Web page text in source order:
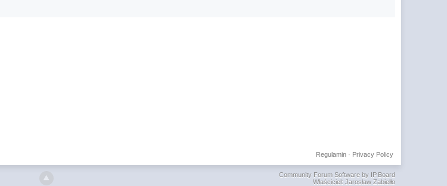
Privacy Policy
Regulamin·
Community Forum Software by IP.Board
Właściciel: Jarosław Zabiełło